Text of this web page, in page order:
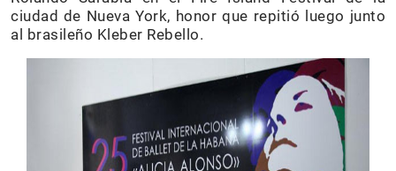
ciudad de Nueva York, honor que repitió luego junto
al brasileño Kleber Rebello.